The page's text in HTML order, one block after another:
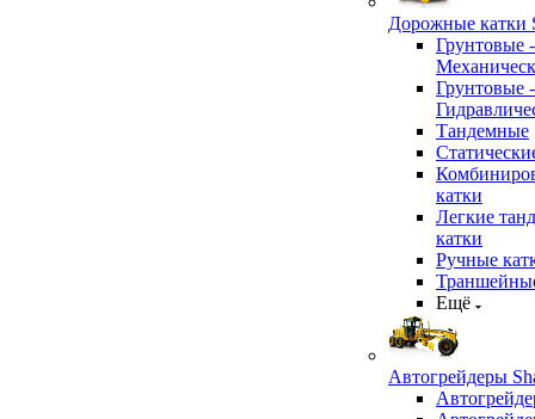
Дорожные катки
Грунтовые -
Грунтовые -
Тандемные
катки
Легкие
катки
Ручные
Ещё
Автогрейдеры